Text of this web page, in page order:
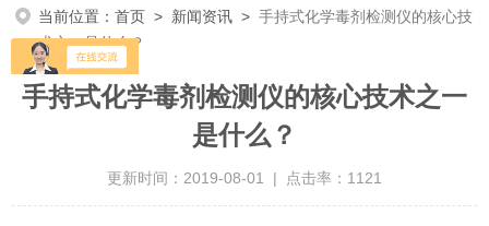
当前位置：首页 > 新闻资讯 >手持式化学毒剂检测仪的核心技
术之一是什么？
手持式化学毒剂检测仪的核心技术之一
是什么？
更新时间：2019-08-01 | 点击率：1121